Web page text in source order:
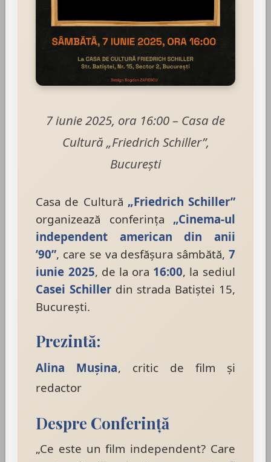
7 iunie 2025, ora 16:00 – Casa de
Cultură „Friedrich Schiller”,
București
Casa de Cultură „Friedrich Schiller”
organizează conferința „Cinema-ul
independent american din anii
’90”, care se va desfășura sâmbătă, 7
iunie 2025, de la ora 16:00, la sediul
Casei Schiller din strada Batiștei 15,
București.
Prezintă:
Alina Mușina, critic de film și
redactor
Despre Conferință
„Ce este un film independent? Care